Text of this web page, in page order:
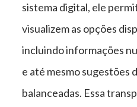
sistema digital, ele
visualizem as opções
incluindo informações
e até mesmo sugestões
balanceadas. Essa